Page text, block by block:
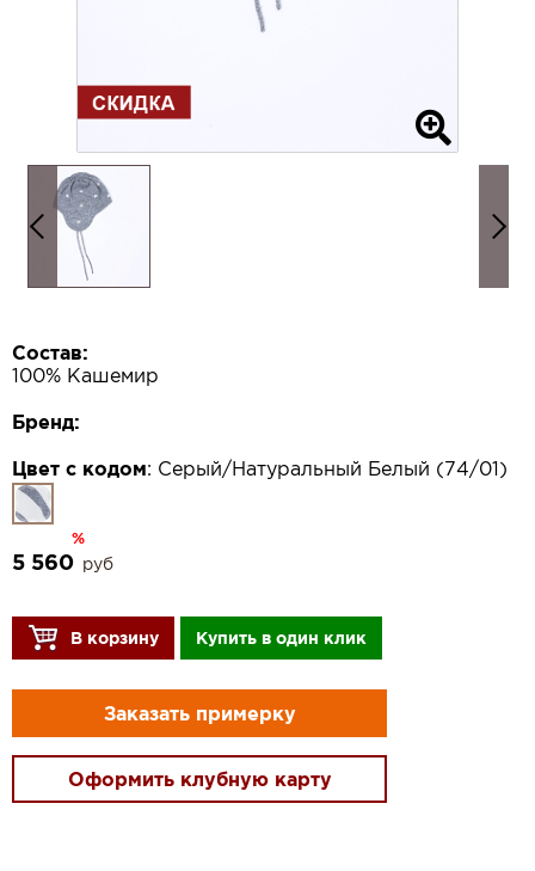
Состав:
100% Кашемир
Бренд:
Цвет с кодом: Серый/Натуральный Белый (74/01)
%
5 560 руб
В корзину Купить в один клик
Заказать примерку
Оформить клубную карту